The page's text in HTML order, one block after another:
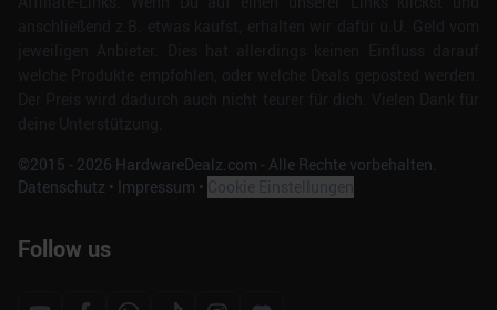
©2015 - 2026 HardwareDealz.com - Alle Rechte vorbehalten.
Datenschutz • Impressum •
Follow us